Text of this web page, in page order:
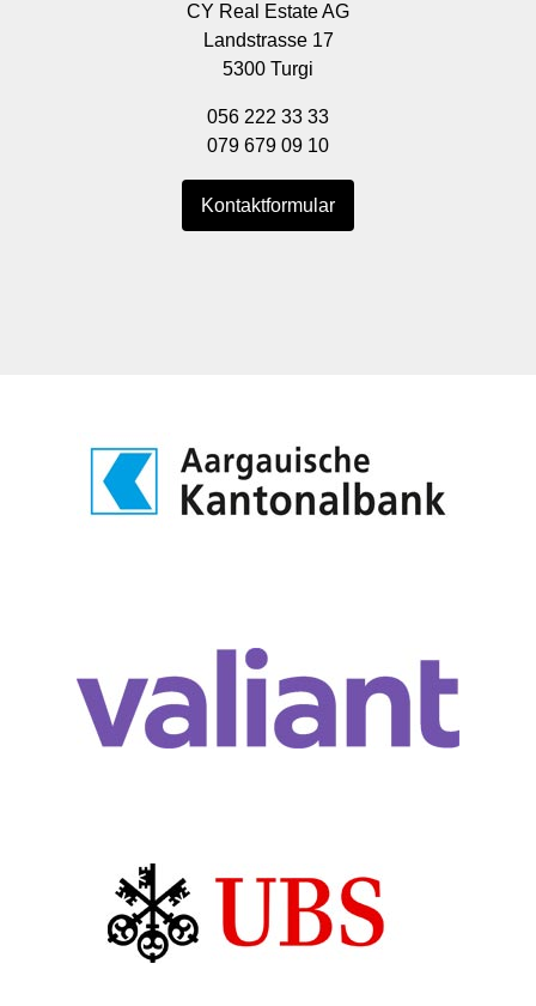
CY Real Estate AG
Landstrasse 17
5300 Turgi
056 222 33 33
079 679 09 10
Kontaktformular